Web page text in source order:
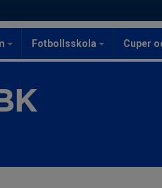
Fotbollsskola Cuper